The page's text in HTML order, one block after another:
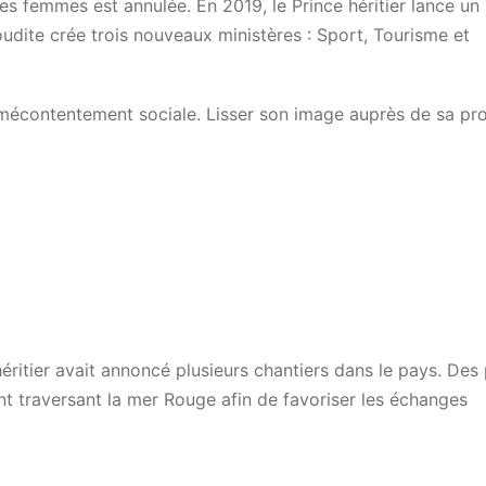
femmes est annulée. En 2019, le Prince héritier lance un
crée trois nouveaux ministères : Sport, Tourisme et
sociale. Lisser son image auprès de sa
avait annoncé plusieurs chantiers dans le pays. Des
traversant la mer Rouge afin de favoriser les échanges